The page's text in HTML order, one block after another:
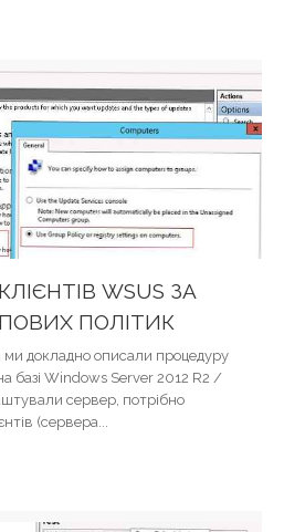
WSUS ЗА
ПОЛІТИК
ми докладно описали процедуру
базі Windows Server 2012 R2 /
сервер, потрібно
(сервера...